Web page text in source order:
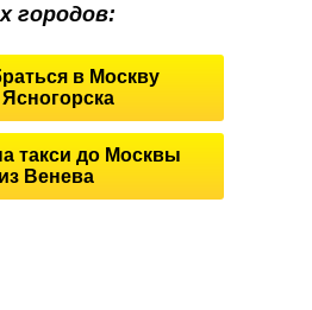
городов:
в Москву
Ясногорска
такси до Москвы
из Венева